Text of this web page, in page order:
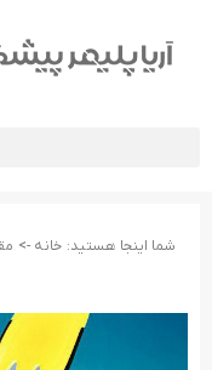
شما اینجا هستید: خانه ->